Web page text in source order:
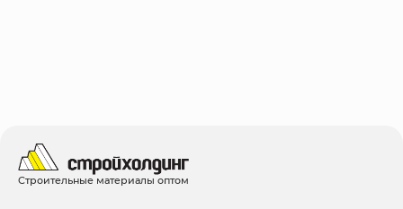
Строительные материалы оптом